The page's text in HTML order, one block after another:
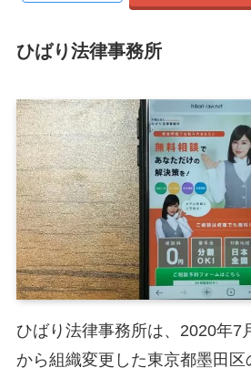
ひばり法律事務所
ひばり法律事務所は、2020年7
から組織変更した東京都墨田